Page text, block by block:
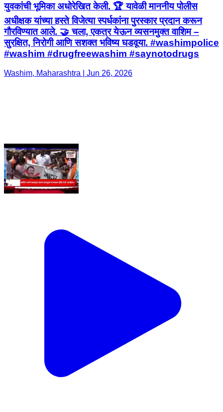
युवकांची भूमिका अधोरेखित केली. 🏆 यावेळी माननीय पोलीस
अधीक्षक यांच्या हस्ते विजेत्या स्पर्धकांना पुरस्कार प्रदान करून
गौरविण्यात आले. 🤝 चला, एकत्र येऊन व्यसनमुक्त वाशिम –
सुरक्षित, निरोगी आणि सशक्त भविष्य घडवूया. #washimpolice
#washim #drugfreewashim #saynotodrugs
Washim, Maharashtra | Jun 26, 2026
June 19, 2026